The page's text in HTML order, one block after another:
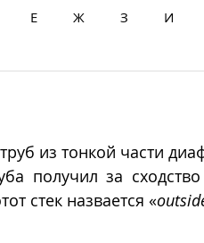
Е Ж З И
из тонкой части
получил за
стек назвается «